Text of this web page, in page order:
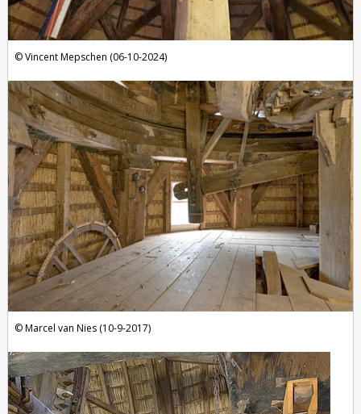
Vincent Mepschen (06-10-2024)
Marcel van Nies (10-9-2017)